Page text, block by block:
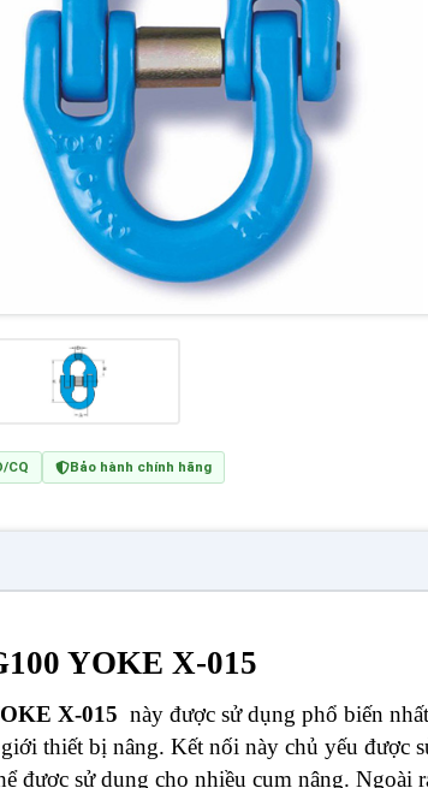
CQ Bảo hành chính hãng
YOKE X-015
X-015 này được sử dụng phổ biến
thiết bị nâng. Kết nối này chủ yếu được
được sử dụng cho nhiều cụm nâng. Ngoài